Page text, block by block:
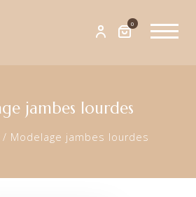
0
jambes lourdes
/ Modelage jambes lourdes